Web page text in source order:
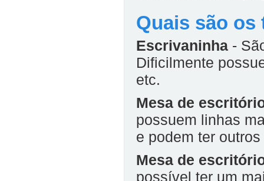
Quais são
Escrivaninha -
Dificilmente
etc.
Mesa de
possuem linhas
e podem ter
Mesa de
possível ter um